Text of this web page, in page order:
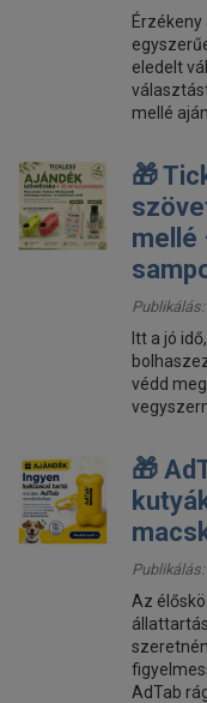
eledelt
mellé
🎁
mellé
Itt a jó
védd
🎁
Az
AdTab